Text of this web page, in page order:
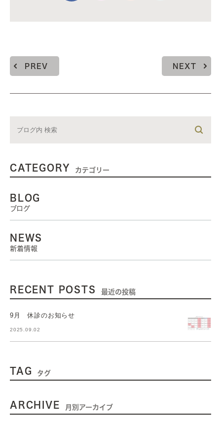
PREV NEXT
CATEGORY カテゴリー
BLOG
ブログ
NEWS
新着情報
RECENT POSTS 最近の投稿
9月 休診のお知らせ
2025.09.02
TAG タグ
ARCHIVE 月別アーカイブ